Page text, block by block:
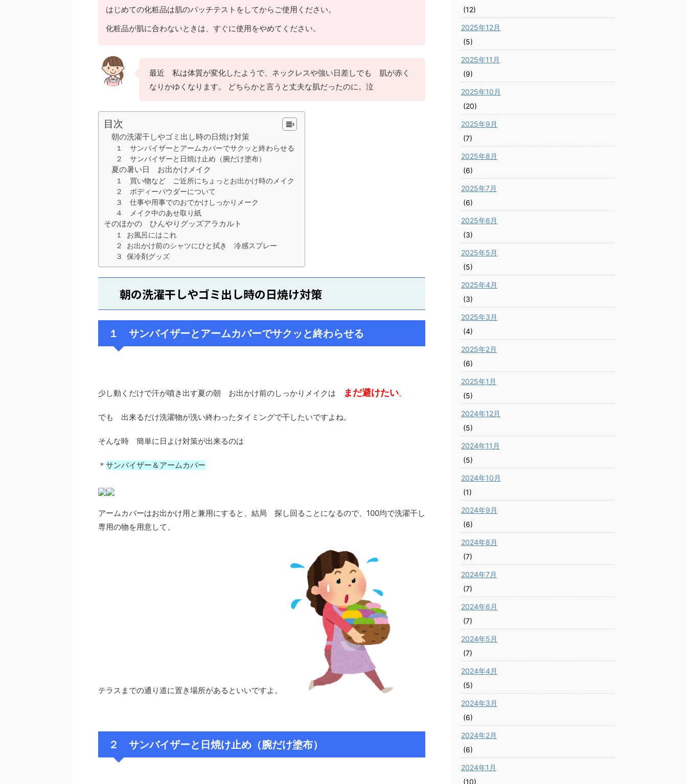
はじめての化粧品は肌のパッチテストをしてからご使用ください。
化粧品が肌に合わないときは、すぐに使用をやめてください。
最近 私は体質が変化したようで、ネックレスや強い日差しでも 肌が赤く
なりかゆくなります。 どちらかと言うと丈夫な肌だったのに。泣
目次
朝の洗濯干しやゴミ出し時の日焼け対策
１ サンバイザーとアームカバーでサクッと終わらせる
２ サンバイザーと日焼け止め（腕だけ塗布）
夏の暑い日 お出かけメイク
１ 買い物など ご近所にちょっとお出かけ時のメイク
２ ボディーパウダーについて
３ 仕事や用事でのおでかけしっかりメーク
４ メイク中のあせ取り紙
そのほかの ひんやりグッズアラカルト
１ お風呂にはこれ
２ お出かけ前のシャツにひと拭き 冷感スプレー
３ 保冷剤グッズ
朝の洗濯干しやゴミ出し時の日焼け対策
１ サンバイザーとアームカバーでサクッと終わらせる
少し動くだけで汗が噴き出す夏の朝 お出かけ前のしっかりメイクは まだ避けたい。
でも 出来るだけ洗濯物が洗い終わったタイミングで干したいですよね。
そんな時 簡単に日よけ対策が出来るのは
＊ サンバイザー＆アームカバー
アームカバーはお出かけ用と兼用にすると、結局 探し回ることになるので、100均で洗濯干し
専用の物を用意して、
テラスまでの通り道に置き場所があるといいですよ。
２ サンバイザーと日焼け止め（腕だけ塗布）
(12)
2025年12月
(5)
2025年11月
(9)
2025年10月
(20)
2025年9月
(7)
2025年8月
(6)
2025年7月
(6)
2025年6月
(3)
2025年5月
(5)
2025年4月
(3)
2025年3月
(4)
2025年2月
(6)
2025年1月
(5)
2024年12月
(5)
2024年11月
(5)
2024年10月
(1)
2024年9月
(6)
2024年8月
(7)
2024年7月
(7)
2024年6月
(7)
2024年5月
(7)
2024年4月
(5)
2024年3月
(6)
2024年2月
(6)
2024年1月
(10)